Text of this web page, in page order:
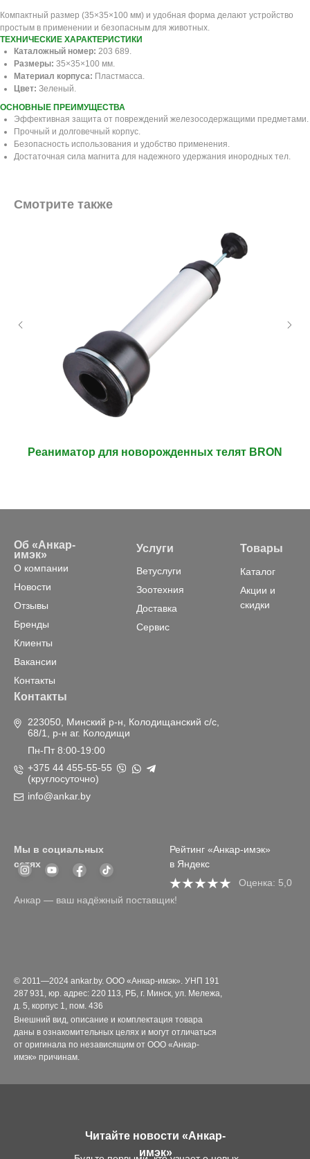
Компактный размер (35×35×100 мм) и удобная форма делают устройство
простым в применении и безопасным для животных.
ТЕХНИЧЕСКИЕ ХАРАКТЕРИСТИКИ
Каталожный номер: 203 689.
Размеры: 35×35×100 мм.
Материал корпуса: Пластмасса.
Цвет: Зеленый.
ОСНОВНЫЕ ПРЕИМУЩЕСТВА
Эффективная защита от повреждений железосодержащими предметами.
Прочный и долговечный корпус.
Безопасность использования и удобство применения.
Достаточная сила магнита для надежного удержания инородных тел.
Смотрите также
Реаниматор для новорожденных телят BRON
Читайте новости «Анкар-
имэк»
© 2011—2024 ankar.by. ООО «Анкар-имэк». УНП 191
287 931, юр. адрес: 220 113, РБ, г. Минск, ул. Мележа,
д. 5, корпус 1, пом. 436
Внешний вид, описание и комплектация товара
даны в ознакомительных целях и могут отличаться
от оригинала по независящим от ООО «Анкар-
имэк» причинам.
Об «Анкар-
имэк»
О компании
Новости
Отзывы
Бренды
Клиенты
Вакансии
Контакты
Услуги
Ветуслуги
Доставка
Сервис
Зоотехния
Товары
Каталог
Акции и
скидки
Контакты
223050, Минский р-н, Колодищанский с/с,
68/1, р-н аг. Колодищи
Пн-Пт 8:00-19:00
+375 44 455-55-55
(круглосуточно)
info@ankar.by
Анкар — ваш надёжный поставщик!
Мы в социальных
сетях
Рейтинг «Анкар-имэк»
в Яндекс
Оценка: 5,0